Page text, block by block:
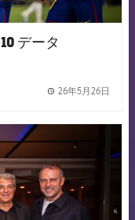
データ
26年5月26日
badge